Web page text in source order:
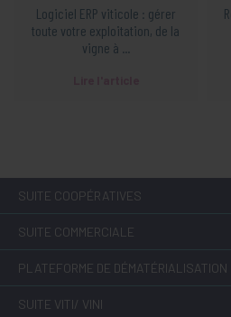
Logiciel ERP viticole : gérer
toute votre exploitation, de la
vigne à ...
SUITE COOPÉRATIVES
SUITE COMMERCIALE
PLATEFORME DE DÉMATÉRIALISATION
SUITE VITI/ VINI